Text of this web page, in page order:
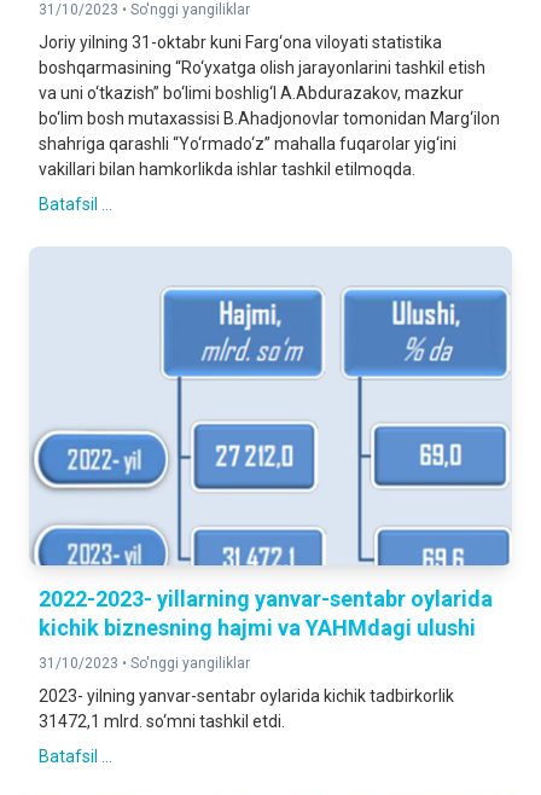
31/10/2023 • So'nggi yangiliklar
Joriy yilning 31-oktabr kuni Farg‘ona viloyati statistika
boshqarmasining “Ro‘yxatga olish jarayonlarini tashkil etish
va uni o‘tkazish” bo‘limi boshlig‘I A.Abdurazakov, mazkur
bo‘lim bosh mutaxassisi B.Ahadjonovlar tomonidan Marg‘ilon
shahriga qarashli “Yo‘rmado‘z” mahalla fuqarolar yig‘ini
vakillari bilan hamkorlikda ishlar tashkil etilmoqda.
Batafsil ...
2022-2023- yillarning yanvar-sentabr oylarida
kichik biznesning hajmi va YAHMdagi ulushi
31/10/2023 • So'nggi yangiliklar
2023- yilning yanvar-sentabr oylarida kichik tadbirkorlik
31472,1 mlrd. so‘mni tashkil etdi.
Batafsil ...